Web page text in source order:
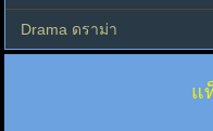
Drama ดราม่า
แ